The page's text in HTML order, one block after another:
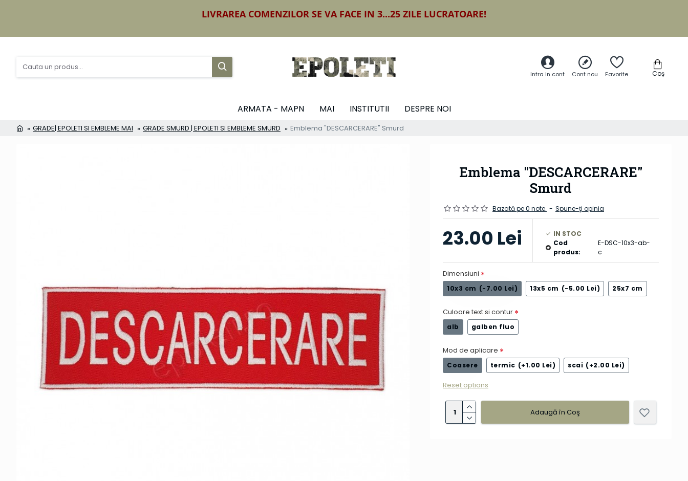
LIVRAREA COMENZILOR SE VA FACE IN 3...25 ZILE LUCRATOARE!
Intra in cont Cont nou Favorite Coș
ARMATA - MAPN MAI INSTITUTII DESPRE NOI
GRADE| EPOLETI SI EMBLEME MAI GRADE SMURD | EPOLETI SI EMBLEME SMURD Emblema "DESCARCERARE" Smurd
Emblema "DESCARCERARE"
Smurd
Bazată pe 0 note. - Spune-ţi opinia
23.00 Lei
IN STOC
Cod
produs:
E-DSC-10x3-ab-
c
Dimensiuni
10x3 cm (-7.00 Lei) 13x5 cm (-5.00 Lei) 25x7 cm
Culoare text si contur
alb galben fluo
Mod de aplicare
Coasere termic (+1.00 Lei) scai (+2.00 Lei)
Reset options
Adaugă în Coş